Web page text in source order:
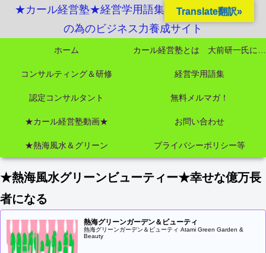
★カール経営塾★経営学用語集起業独立成功MBA
の為のビジネス力養成サイト
ホーム
コンサルティング＆研修 経営学用語集
認定コンサルタント 無料メルマガ！
★カール経営塾動画★ お問い合わせ
★熱海風水＆グリーン プライバシーポリシー等
★熱海風水グリーンビューティー★幸せな億万長
者になる
熱海グリーンガーデン＆ビューティ
熱海グリーンガーデン＆ビューティ Atami Green Garden &
Beauty
Translate翻訳»